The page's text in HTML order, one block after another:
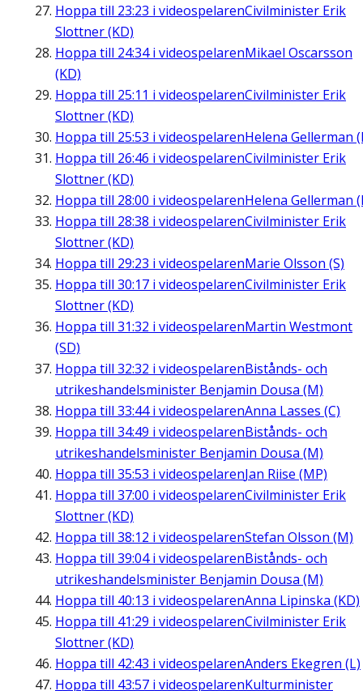
Hoppa till 23:23 i videospelarenCivilminister Erik
Slottner (KD)
Hoppa till 24:34i videospelarenMikael Oscarsson
(KD)
Hoppa till 25:11 i videospelarenCivilminister Erik
Slottner (KD)
Hoppa till 25:53 i videospelarenHelena Gellerman
Hoppa till 26:46 i videospelarenCivilminister Erik
Slottner (KD)
Hoppa till 28:00 i videospelarenHelena Gellerman
Hoppa till 28:38 i videospelarenCivilminister Erik
Slottner (KD)
Hoppa till 29:23 i videospelarenMarie Olsson (S)
Hoppa till 30:17 i videospelarenCivilminister Erik
Slottner (KD)
Hoppa till 31:32 i videospelarenMartin Westmont
(SD)
Hoppa till 32:32 i videospelarenBistånds- och
utrikeshandelsminister Benjamin Dousa (M)
Hoppa till 33:44i videospelarenAnna Lasses (C)
Hoppa till 34:49 i videospelarenBistånds- och
utrikeshandelsminister Benjamin Dousa (M)
Hoppa till 35:53 i videospelarenJan Riise (MP)
Hoppa till 37:00 i videospelarenCivilminister Erik
Slottner (KD)
Hoppa till 38:12 i videospelarenStefan Olsson (M)
Hoppa till 39:04i videospelarenBistånds- och
utrikeshandelsminister Benjamin Dousa (M)
Hoppa till 40:13 i videospelarenAnna Lipinska (KD)
Hoppa till 41:29 i videospelarenCivilminister Erik
Slottner (KD)
Hoppa till 42:43 i videospelarenAnders Ekegren (L)
Hoppa till 43:57 i videospelarenKulturminister